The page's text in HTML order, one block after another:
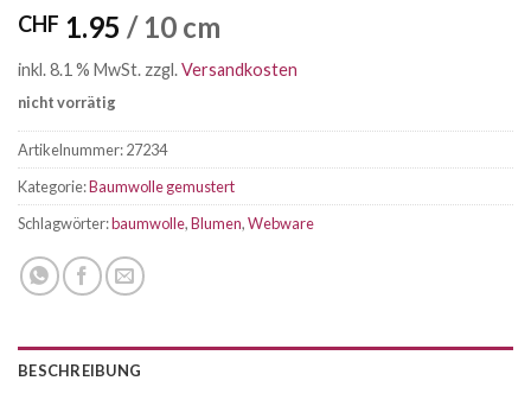
CHF 1.95 / 10 cm
inkl. 8.1 % MwSt. zzgl.Versandkosten
nicht vorrätig
Artikelnummer:27234
Kategorie:Baumwolle gemustert
Schlagwörter:baumwolle,Blumen,Webware
BESCHREIBUNG